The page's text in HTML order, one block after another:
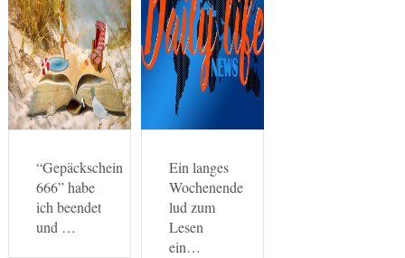
“Gepäckschein
666” habe
ich beendet
und …
Ein langes
Wochenende
lud zum
Lesen
ein…